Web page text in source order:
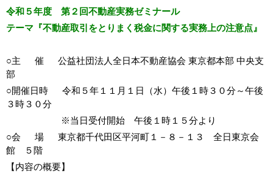
令和５年度 第２回不動産実務ゼミナール
テーマ『不動産取引をとりまく税金に関する実務上の注意点』
○主 催 公益社団法人全日本不動産協会 東京都本部 中央支
部
○開催日時 令和５年１１月１日（水）午後１時３０分～午後
３時３０分
※当日受付開始 午後１時１５分より
○会 場 東京都千代田区平河町１－８－１３ 全日東京会
館 ５階
【内容の概要】